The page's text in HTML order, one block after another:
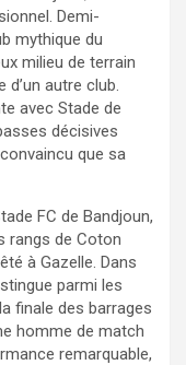
Demi-
mythique du
milieu de terrain
autre club.
avec Stade de
décisives
que sa
FC de Bandjoun,
rangs de Coton
à Gazelle. Dans
parmi les
finale des barrages
homme de match
remarquable,